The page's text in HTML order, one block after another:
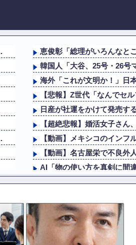
恵俊彰「総理がいろんな
韓国人「大谷、25号・26
海外「これが文明か！」日
【悲報】Z世代「なんでセ
日産が社運をかけて発売す
【超絶悲報】婚活女子さ
【動画】メキシコのインフ
【動画】名古屋栄で不良外
AI「物の使い方を真剣に間
ロシア「お前らの国にある
ChatGPTに聞いた10年後の
スーパーカブってもう完
Spotify最近入れたんだけど